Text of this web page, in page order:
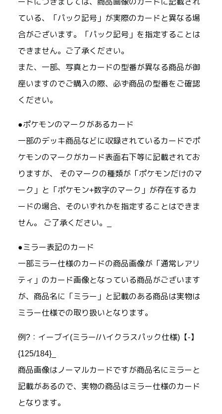
ードにつきましては、商品画像のカードに記載され
ている、「パック記号」が実際のカードと異なる場
合がございます。「パック記号」を指定することは
できません。ご了承ください。
また、一部、写真とカードの型番が異なる商品が御
座いますのでご購入の際、必ず商品の型番をご確認
ください。
●ポケモンのマークがあるカード
一部のデッキ商品などに収録されているカードでポ
ケモンのマークがカード表面右下等に記載されてお
りますが、 そのマークの種類が「ポケモンだけのマ
ーク」と「ポケモン+数字のマーク」が存在するカ
ードの場合、そのいずれかを指定することはできま
せん。 ご了承ください。_
●ミラー表記のカード
一部ミラー仕様のカードの商品画像が「通常レアリ
ティ」のカード画像となっている商品がございます
が、商品名に「ミラー」と記載のある商品は実物は
ミラー仕様での取り扱いとなります。
例?：イーブイ(ミラー/ハイクラスパック仕様)【-】
{125/184}_
商品画像はノーマルカードですが商品名にミラーと
記載があるので、実物の商品はミラー仕様のカード
となります。